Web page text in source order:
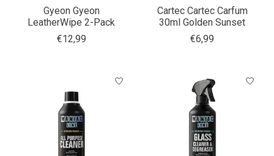
Gyeon Gyeon
LeatherWipe 2-Pack
€12,99
Cartec Cartec Carfum
30ml Golden Sunset
€6,99